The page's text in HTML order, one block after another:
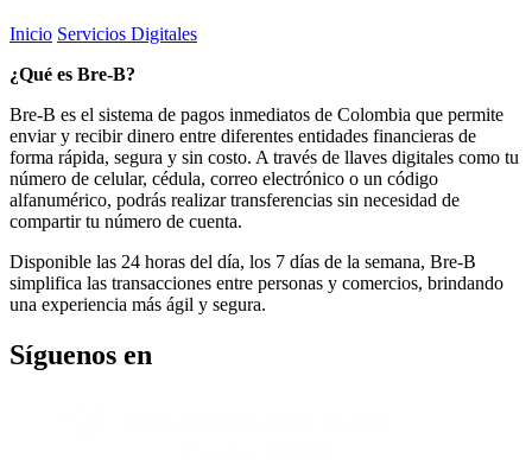
Inicio Servicios Digitales
¿Qué es Bre-B?
Bre-B es el sistema de pagos inmediatos de Colombia que permite
enviar y recibir dinero entre diferentes entidades financieras de
forma rápida, segura y sin costo. A través de llaves digitales como tu
número de celular, cédula, correo electrónico o un código
alfanumérico, podrás realizar transferencias sin necesidad de
compartir tu número de cuenta.
Disponible las 24 horas del día, los 7 días de la semana, Bre-B
simplifica las transacciones entre personas y comercios, brindando
una experiencia más ágil y segura.
Síguenos en